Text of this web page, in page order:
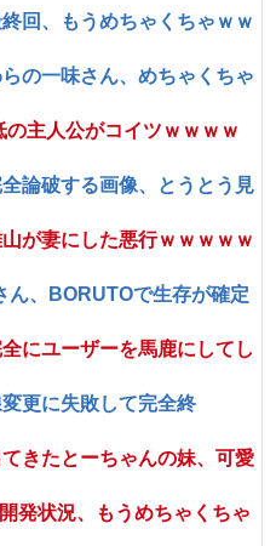
回、もうめちゃくちゃｗｗ
の一味さん、めちゃくちゃ
の主人公がコイツｗｗｗｗ
論破する画像、とうとう見
が妻にした悪行ｗｗｗｗｗ
ん、BORUTOで生存が確定
にユーザーを馬鹿にしてし
更に失敗して完全終
きたとーちゃんの妹、可愛
発状況、もうめちゃくちゃ